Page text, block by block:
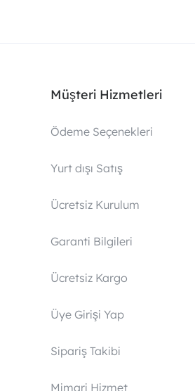
Müşteri Hizmetleri
Ödeme Seçenekleri
Yurt dışı Satış
Ücretsiz Kurulum
Garanti Bilgileri
Ücretsiz Kargo
Üye Girişi Yap
Sipariş Takibi
Mimari Hizmet